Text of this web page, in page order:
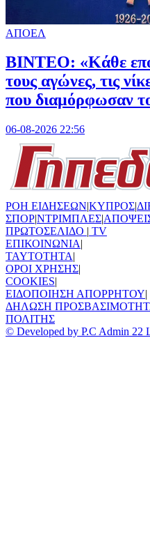
ΑΠΟΕΛ
ΒΙΝΤΕΟ: «Κάθε
τους αγώνες, τις
που διαμόρφωσαν
06-08-2026 22:56
ΡΟΗ ΕΙΔΗΣΕΩΝ|ΚΥΠΡΟΣ|
ΣΠΟΡ|ΝΤΡΙΜΠΛΕΣ|
ΠΡΩΤΟΣΕΛΙΔΟ | TV
ΕΠΙΚΟΙΝΩΝΙΑ|
TAYTOTHTA|
ΟΡΟΙ ΧΡΗΣΗΣ|
COOKIES|
ΕΙΔΟΠΟΙΗΣΗ ΑΠΟΡΡΗΤΟΥ|
ΔΗΛΩΣΗ
ΠΟΛΙΤΗΣ
© Developed by P.C Admin 22